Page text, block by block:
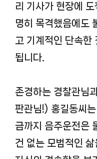
리 기사가 현장에
명히 목격했음에도
고 기계적인 단속한
됩니다.
존경하는 경찰관님
판관님!) 홍길동씨
금까지 음주운전은
건 없는 모범적인